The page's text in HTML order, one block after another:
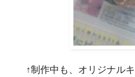
↑制作中も、オリジナル